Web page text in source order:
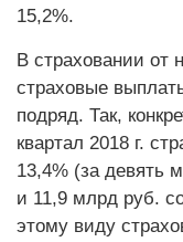
15,2%.
В страховании от
страховые
подряд. Так,
квартал 2018 г.
13,4% (за девять
и 11,9 млрд руб.
этому виду